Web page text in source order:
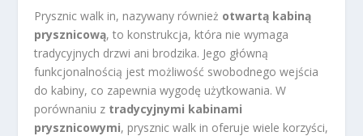
Prysznic walk in, nazywany również otwartą kabiną
prysznicową, to konstrukcja, która nie wymaga
tradycyjnych drzwi ani brodzika. Jego główną
funkcjonalnością jest możliwość swobodnego wejścia
do kabiny, co zapewnia wygodę użytkowania. W
porównaniu z tradycyjnymi kabinami
prysznicowymi, prysznic walk in oferuje wiele korzyści,